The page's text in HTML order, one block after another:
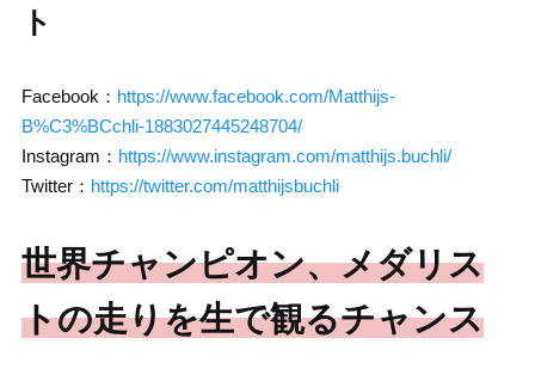
ト
Facebook： https://www.facebook.com/Matthijs-
B%C3%BCchli-1883027445248704/
Instagram： https://www.instagram.com/matthijs.buchli/
Twitter： https://twitter.com/matthijsbuchli
世界チャンピオン、メダリス
トの走りを生で観るチャンス